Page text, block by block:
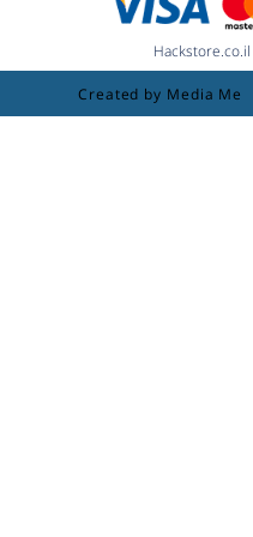
Created by Media Me